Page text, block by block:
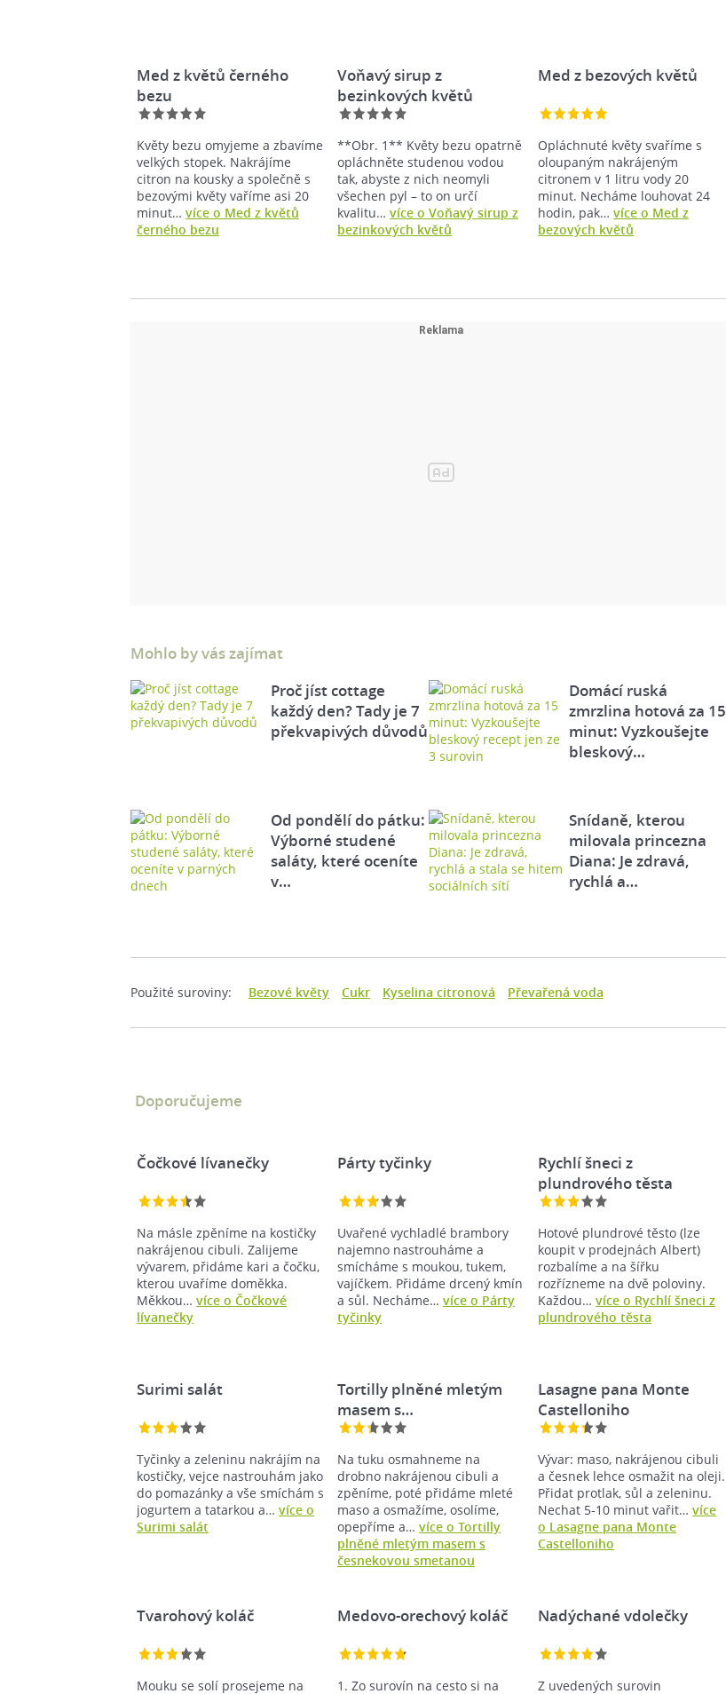
Med z květů černého
bezu
Květy bezu omyjeme a zbavíme
velkých stopek. Nakrájíme
citron na kousky a společně s
bezovými květy vaříme asi 20
minut… více o Med z květů
černého bezu
Voňavý sirup z
bezinkových květů
**Obr. 1** Květy bezu opatrně
opláchněte studenou vodou
tak, abyste z nich neomyli
všechen pyl – to on určí
kvalitu…více o Voňavý sirup z
bezinkových květů
Med z bezových květů
Opláchnuté květy svaříme s
oloupaným nakrájeným
citronem v 1 litru vody 20
minut. Necháme louhovat 24
hodin, pak…více o Med z
bezových květů
Mohlo by vás zajímat
Proč jíst cottage
každý den? Tady je 7
překvapivých důvodů
Domácí ruská
zmrzlina hotová za 15
minut: Vyzkoušejte
bleskový…
Od pondělí do pátku:
Výborné studené
saláty, které oceníte
v…
Snídaně, kterou
milovala princezna
Diana: Je zdravá,
rychlá a…
Použité suroviny: Bezové květy Cukr Kyselina citronová Převařená voda
Doporučujeme
Čočkové lívanečky
Na másle zpěníme na kostičky
nakrájenou cibuli. Zalijeme
vývarem, přidáme kari a čočku,
kterou uvaříme doměkka.
Měkkou… více o Čočkové
lívanečky
Párty tyčinky
Uvařené vychladlé brambory
najemno nastrouháme a
smícháme s moukou, tukem,
vajíčkem. Přidáme drcený kmín
a sůl. Necháme…více o Párty
tyčinky
Rychlí šneci z
plundrového těsta
Hotové plundrové těsto (lze
koupit v prodejnách Albert)
rozbalíme a na šířku
rozřízneme na dvě poloviny.
Každou…více o Rychlí šneci z
plundrového těsta
Surimi salát
Tyčinky a zeleninu nakrájím na
kostičky, vejce nastrouhám jako
do pomazánky a vše smíchám s
jogurtem a tatarkou a… více o
Surimi salát
Tortilly plněné mletým
masem s…
Na tuku osmahneme na
drobno nakrájenou cibuli a
zpěníme, poté přidáme mleté
maso a osmažíme, osolíme,
opepříme a…více o Tortilly
plněné mletým masem s
česnekovou smetanou
Lasagne pana Monte
Castelloniho
Vývar: maso, nakrájenou cibuli
a česnek lehce osmažit na oleji.
Přidat protlak, sůl a zeleninu.
Nechat 5-10 minut vařit…více
o Lasagne pana Monte
Castelloniho
Tvarohový koláč
Mouku se solí prosejeme na
Medovo-orechový koláč
1. Zo surovín na cesto si na
Nadýchané vdolečky
Z uvedených surovin